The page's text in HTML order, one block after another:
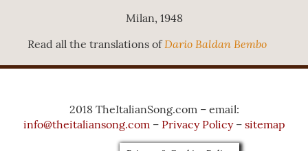
Milan, 1948
Read all the translations ofDario Baldan Bembo
2018 TheItalianSong.com – email:
info@theitaliansong.com– Privacy Policy – sitemap